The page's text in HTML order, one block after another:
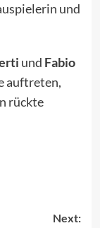
und
und Fabio
auftreten,
rückte
Next: